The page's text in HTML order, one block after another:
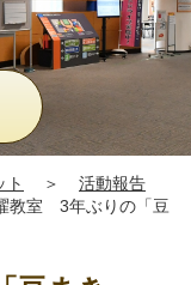
ト ＞
活動報告
教室 3年ぶりの「豆